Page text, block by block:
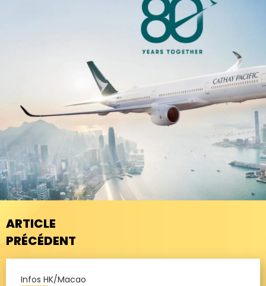
ARTICLE
PRÉCÉDENT
Infos HK/Macao